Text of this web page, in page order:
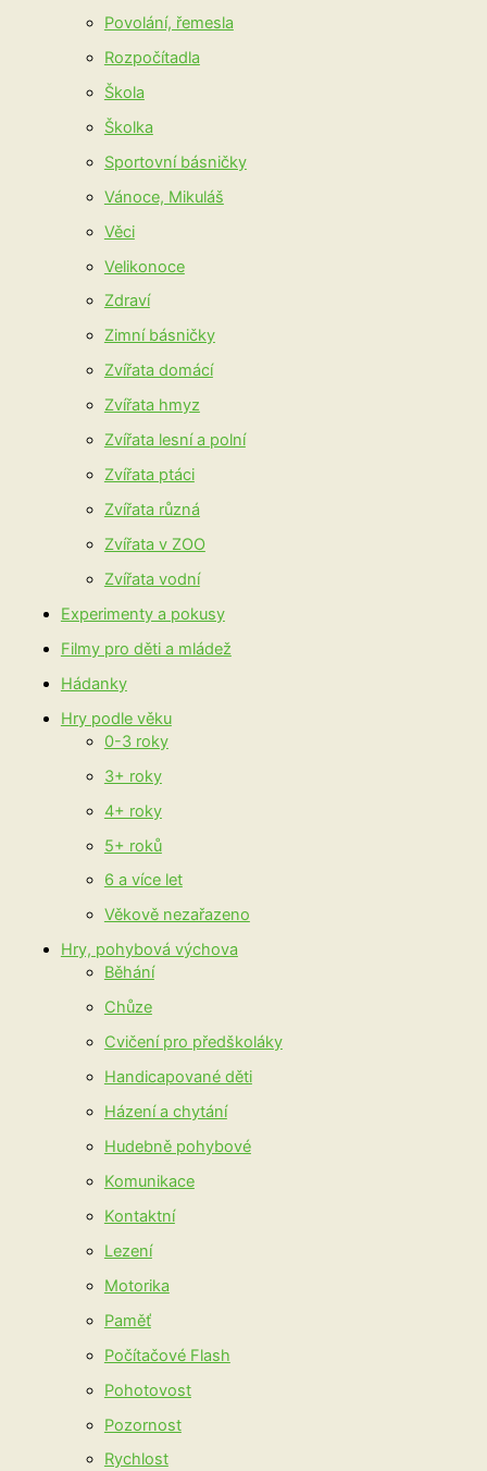
Povolání, řemesla
Rozpočítadla
Škola
Školka
Sportovní básničky
Vánoce, Mikuláš
Věci
Velikonoce
Zdraví
Zimní básničky
Zvířata domácí
Zvířata hmyz
Zvířata lesní a polní
Zvířata ptáci
Zvířata různá
Zvířata v ZOO
Zvířata vodní
Experimenty a pokusy
Filmy pro děti a mládež
Hádanky
Hry podle věku
0-3 roky
3+ roky
4+ roky
5+ roků
6 a více let
Věkově nezařazeno
Hry, pohybová výchova
Běhání
Chůze
Cvičení pro předškoláky
Handicapované děti
Házení a chytání
Hudebně pohybové
Komunikace
Kontaktní
Lezení
Motorika
Paměť
Počítačové Flash
Pohotovost
Pozornost
Rychlost